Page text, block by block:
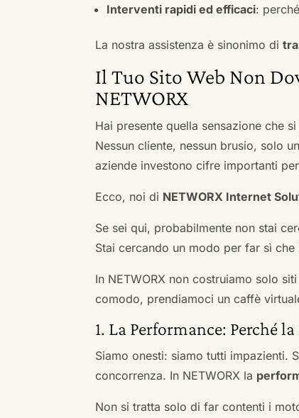
Interventi rapidi ed efficaci:
La nostra assistenza è sinonimo di
Il Tuo Sito Web Non
NETWORX
Hai presente quella sensazione che
Nessun cliente, nessun brusio, solo
aziende investono cifre importanti
Ecco, noi di NETWORX Internet
Se sei qui, probabilmente non stai
Stai cercando un modo per far sì
In NETWORX non costruiamo solo
comodo, prendiamoci un caffè
1. La Performance: Perché
Siamo onesti: siamo tutti impazienti.
concorrenza. In NETWORX la
Non si tratta solo di far contenti i